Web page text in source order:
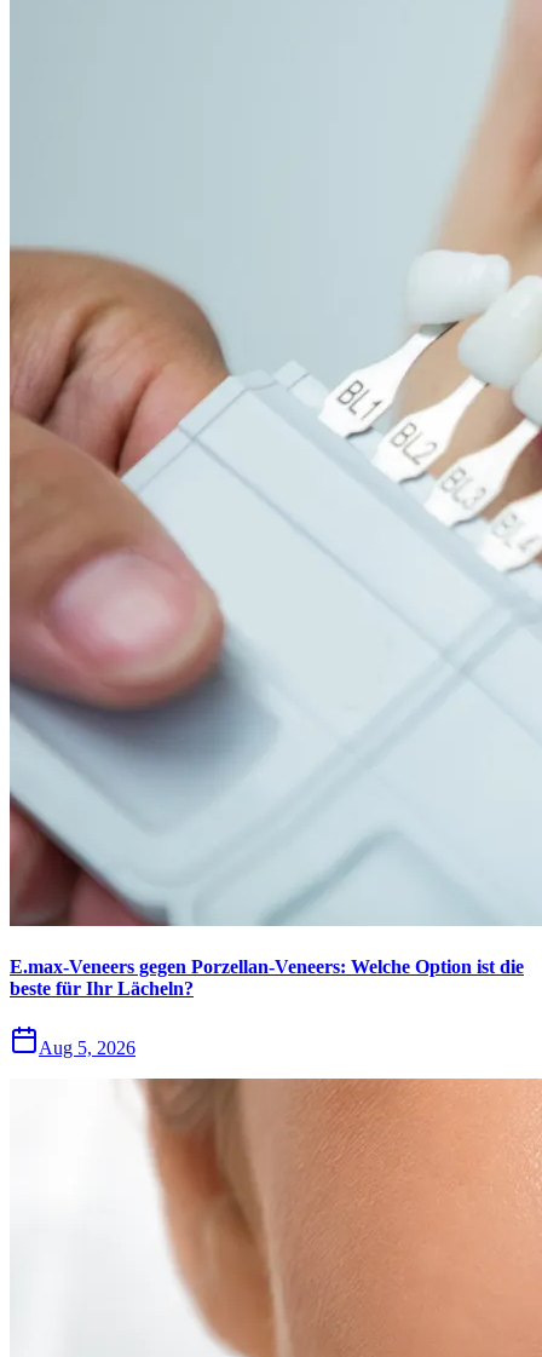
E.max-Veneers gegen Porzellan-Veneers: Welche Option ist die
beste für Ihr Lächeln?
Aug 5, 2026